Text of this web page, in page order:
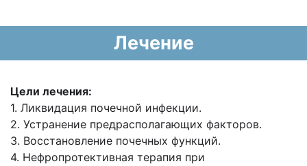
Лечение
Цели лечения:
1. Ликвидация почечной инфекции.
2. Устранение предрасполагающих факторов.
3. Восстановление почечных функций.
4. Нефропротективная терапия при